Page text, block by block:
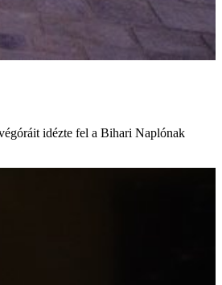
idézte fel a Bihari Naplónak